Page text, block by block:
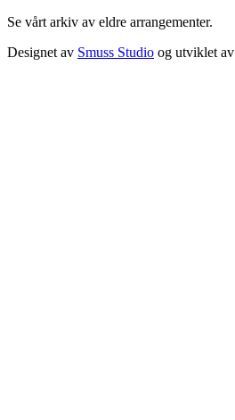
Se vårt arkiv av eldre arrangementer.
Designet av Smuss Studio og utviklet av